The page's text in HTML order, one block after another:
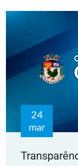
24
mar